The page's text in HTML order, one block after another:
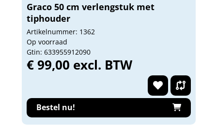
Graco 50 cm verlengstuk met
tiphouder
Artikelnummer: 1362
Op voorraad
Gtin: 633955912090
€ 99,00 excl. BTW
Bestel nu!